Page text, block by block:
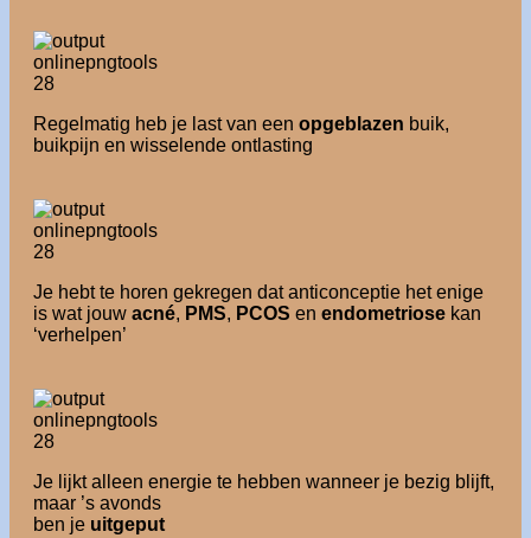
Regelmatig heb je last van een opgeblazen buik,
buikpijn en wisselende ontlasting
Je hebt te horen gekregen dat anticonceptie het enige
is wat jouw acné, PMS, PCOS en endometriose kan
‘verhelpen’
Je lijkt alleen energie te hebben wanneer je bezig blijft,
maar ’s avonds
ben je uitgeput